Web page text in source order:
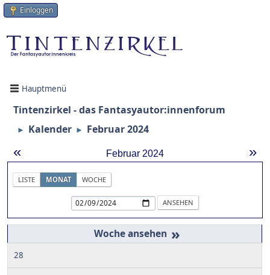
Einloggen
Hauptmenü
Tintenzirkel - das Fantasyautor:innenforum
► Kalender ► Februar 2024
« »
Februar 2024
LISTE MONAT WOCHE
»
28